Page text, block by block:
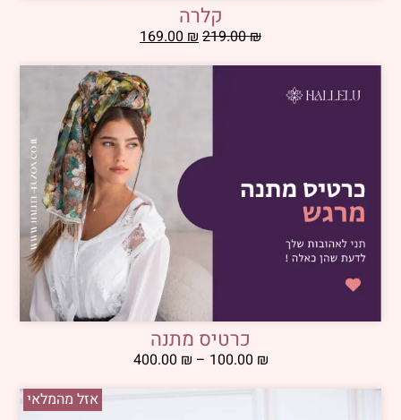
קלרה
219.00₪
169.00 ₪
כרטיס מתנה
100.00 ₪
–
400.00 ₪
אזל מהמלאי